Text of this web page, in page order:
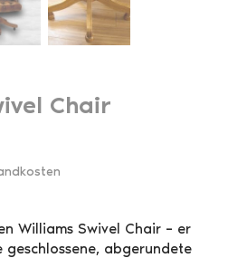
Chair
Williams Swivel Chair – er
geschlossene, abgerundete